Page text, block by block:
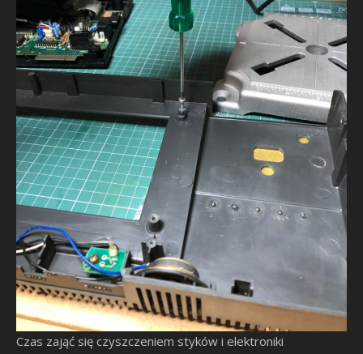
Czas zająć się czyszczeniem styków i elektroniki